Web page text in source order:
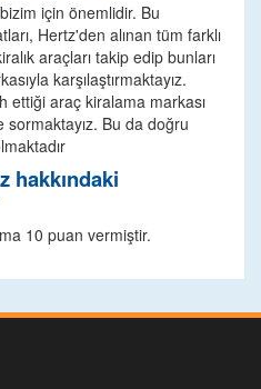
için önemlidir. Bu
Hertz'den alınan tüm farklı
araçları takip edip bunları
karşılaştırmaktayız.
ettiği araç kiralama markası
sormaktayız. Bu da doğru
hakkındaki
10 puan vermiştir.